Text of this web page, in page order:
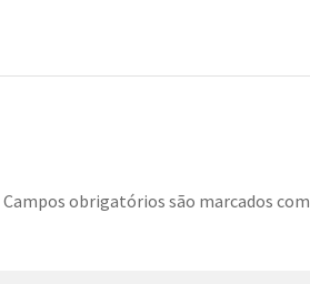
Campos obrigatórios são marcados com